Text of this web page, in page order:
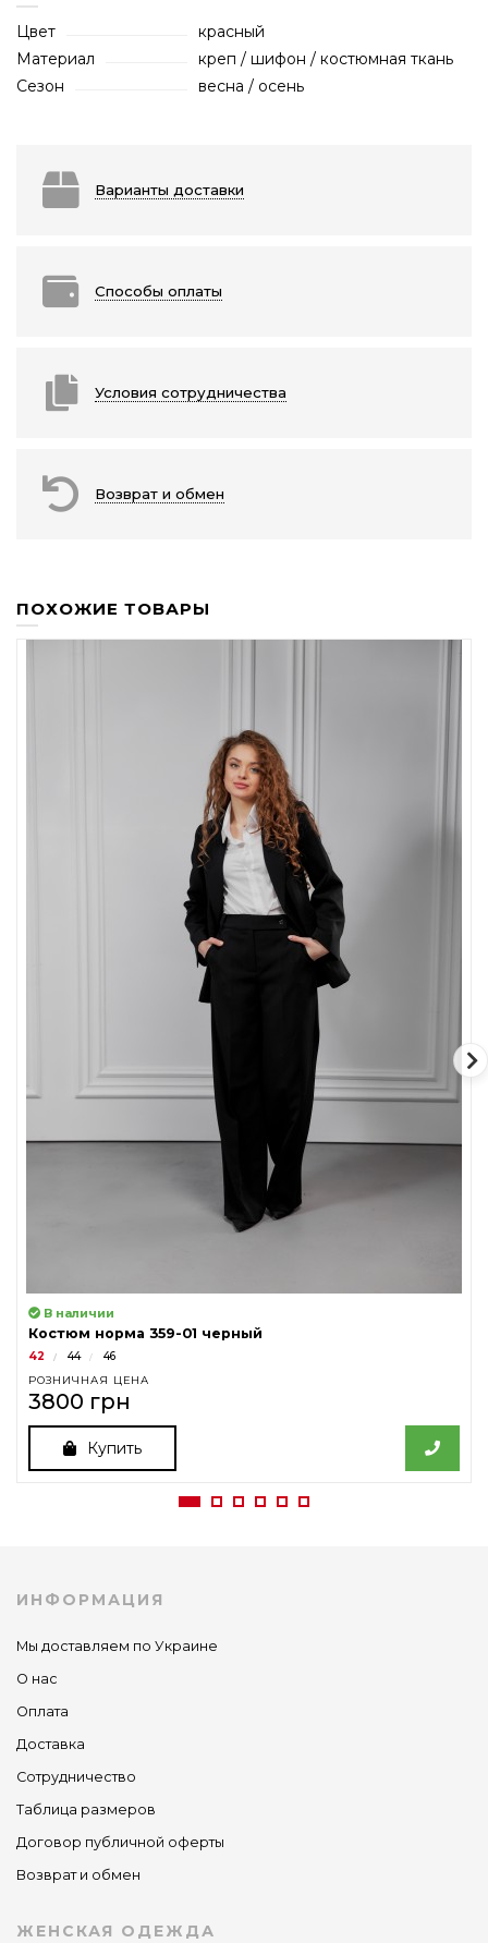
Цвет
красный
Материал
креп / шифон / костюмная ткань
Сезон
весна / осень
Варианты доставки
Способы оплаты
Условия сотрудничества
Возврат и обмен
ПОХОЖИЕ ТОВАРЫ
В наличии
Костюм норма 359-01 черный
42 44 46
РОЗНИЧНАЯ ЦЕНА
3800 грн
Купить
ИНФОРМАЦИЯ
Мы доставляем по Украине
О нас
Оплата
Доставка
Сотрудничество
Таблица размеров
Договор публичной оферты
Возврат и обмен
ЖЕНСКАЯ ОДЕЖДА